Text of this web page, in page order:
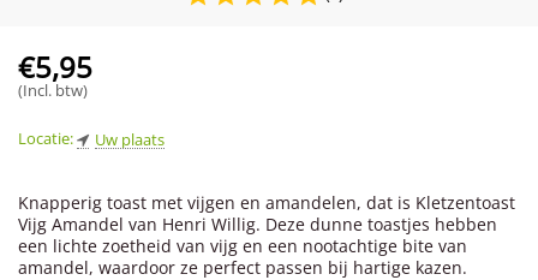
€5,95
(Incl. btw)
Locatie: Uw plaats
Knapperig toast met vijgen en amandelen, dat is Kletzentoast
Vijg Amandel van Henri Willig. Deze dunne toastjes hebben
een lichte zoetheid van vijg en een nootachtige bite van
amandel, waardoor ze perfect passen bij hartige kazen.